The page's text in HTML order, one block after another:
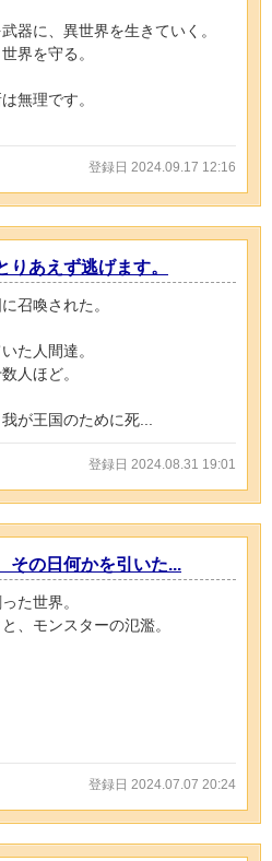
器に、異世界を生きていく。
界を守る。
無理です。
登録日 2024.09.17 12:16
りあえず逃げます。
召喚された。
た人間達。
人ほど。
が王国のために死...
登録日 2024.08.31 19:01
その日何かを引いた...
た世界。
、モンスターの氾濫。
登録日 2024.07.07 20:24